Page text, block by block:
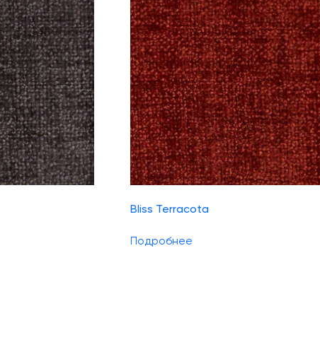
Bliss Terracota
Подробнее